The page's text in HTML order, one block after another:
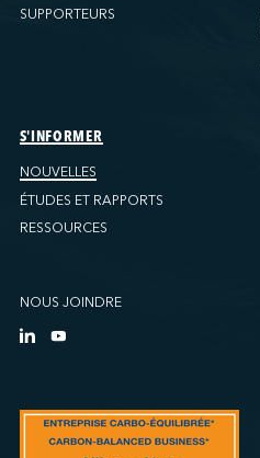
SUPPORTEURS
S'INFORMER
NOUVELLES
ÉTUDES ET RAPPORTS
RESSOURCES
NOUS JOINDRE